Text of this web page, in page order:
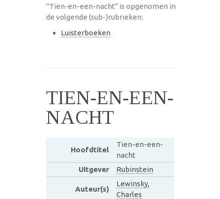
"Tien-en-een-nacht" is opgenomen in
de volgende (sub-)rubrieken:
Luisterboeken
TIEN-EN-EEN-
NACHT
Hoofdtitel
Tien-en-een-
nacht
Uitgever
Rubinstein
Auteur(s)
Lewinsky,
Charles